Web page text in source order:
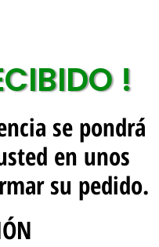
!
se pondrá
en unos
su pedido.